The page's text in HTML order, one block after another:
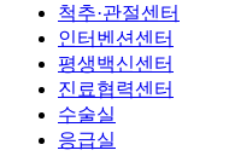
척추·관절센터
인터벤션센터
평생백신센터
진료협력센터
수술실
응급실